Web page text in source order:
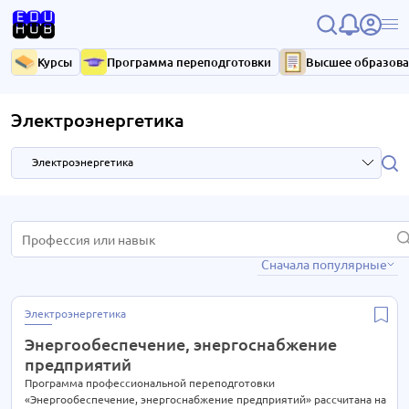
Курсы Программа переподготовки Высшее
Электроэнергетика
Электроэнергетика
HR и управление персоналом 3 курса
37 курсов
7 курсов
Бухгалтерия
Высший менеджмент
Сначала популярные
Электроэнергетика
Энергообеспечение, энергоснабжение
предприятий
Программа профессиональной переподготовки
«Энергообеспечение, энергоснабжение предприятий» рассчитана на